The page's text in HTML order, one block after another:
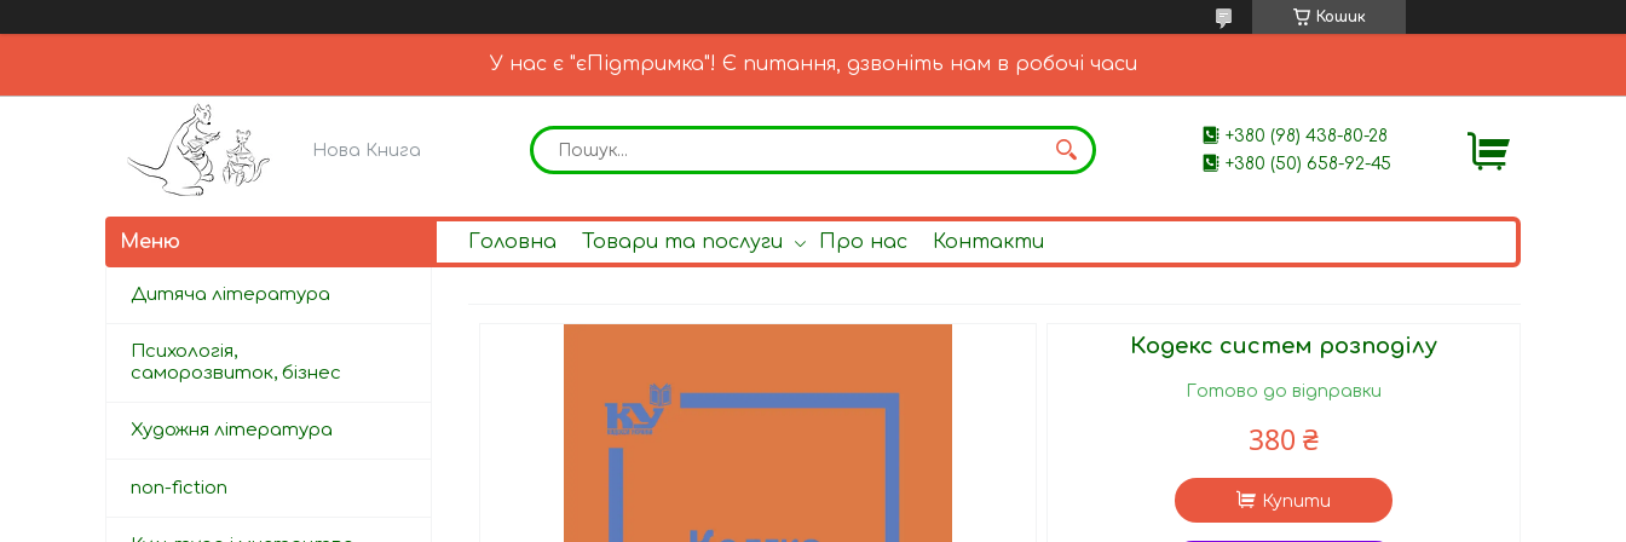
Кошик
У нас є "єПідтримка"! Є питання, дзвоніть нам в робочі часи
Нова Книга
+380 (98) 438-80-28
+380 (50) 658-92-45
Головна Товари та послуги Про нас Контакти
Кодекс систем розподілу
Готово до відправки
380 ₴
Купити
Дитяча література
Психологія,
саморозвиток, бізнес
Художня література
non-fiction